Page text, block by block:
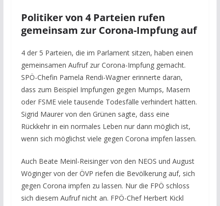
Politiker von 4 Parteien rufen
gemeinsam zur Corona-Impfung auf
4 der 5 Parteien, die im Parlament sitzen, haben einen
gemeinsamen Aufruf zur Corona-Impfung gemacht.
SPÖ-Chefin Pamela Rendi-Wagner erinnerte daran,
dass zum Beispiel Impfungen gegen Mumps, Masern
oder FSME viele tausende Todesfälle verhindert hätten.
Sigrid Maurer von den Grünen sagte, dass eine
Rückkehr in ein normales Leben nur dann möglich ist,
wenn sich möglichst viele gegen Corona impfen lassen.
Auch Beate Meinl-Reisinger von den NEOS und August
Wöginger von der ÖVP riefen die Bevölkerung auf, sich
gegen Corona impfen zu lassen. Nur die FPÖ schloss
sich diesem Aufruf nicht an. FPÖ-Chef Herbert Kickl